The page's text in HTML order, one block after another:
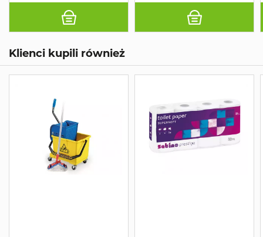
Klienci kupili również